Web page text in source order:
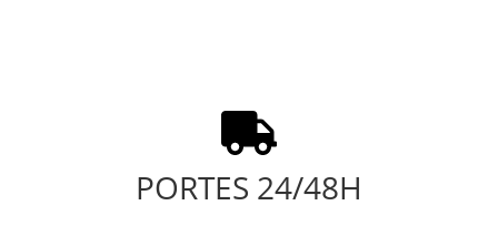
PORTES 24/48H